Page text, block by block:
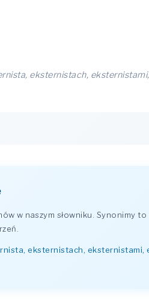
eksternistach,
w naszym słowniku. Synonimy
eksternistach,